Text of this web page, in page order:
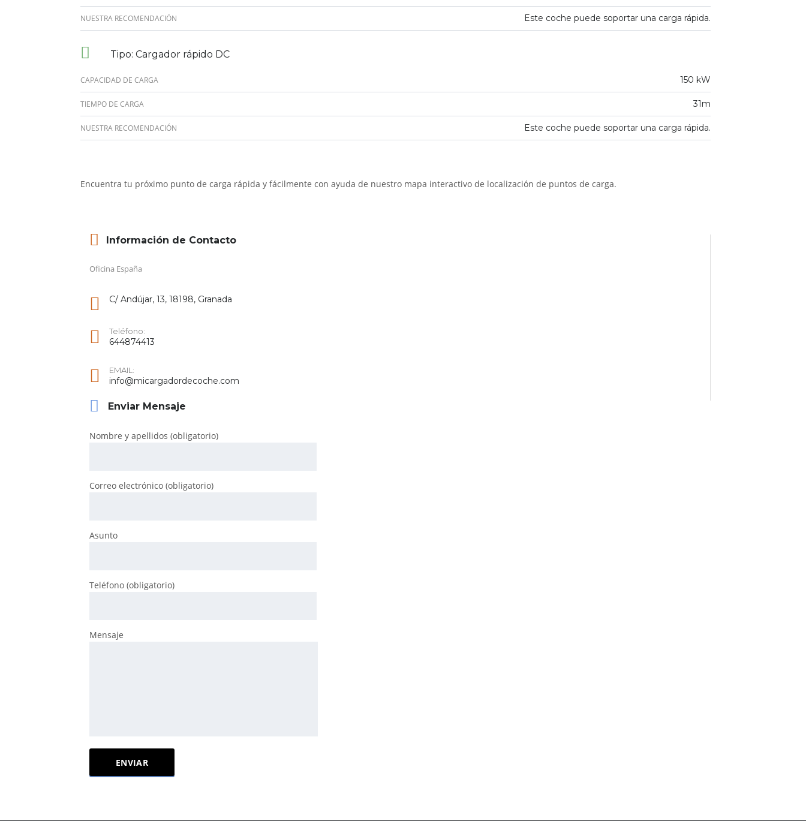
NUESTRA RECOMENDACIÓN Este coche puede soportar una carga rápida.
Tipo: Cargador rápido DC
CAPACIDAD DE CARGA 150 kW
TIEMPO DE CARGA 31m
NUESTRA RECOMENDACIÓN Este coche puede soportar una carga rápida.
Encuentra tu próximo punto de carga rápida y fácilmente con ayuda de nuestro mapa interactivo de localización de puntos de carga.
Información de Contacto
Oficina España
C/ Andújar, 13, 18198, Granada
Teléfono:
644874413
EMAIL:
info@micargadordecoche.com
Enviar Mensaje
Nombre y apellidos (obligatorio)
Correo electrónico (obligatorio)
Asunto
Teléfono (obligatorio)
Mensaje